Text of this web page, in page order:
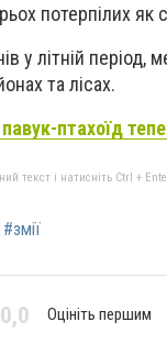
потерпілих як
у літній
та лісах.
птахоїд
текст і натисніть Ctrl +
#змії
0,0 Оцініть першим